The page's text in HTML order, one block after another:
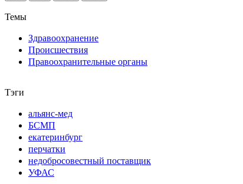
Темы
Здравоохранение
Происшествия
Правоохранительные органы
Тэги
альянс-мед
БСМП
екатеринбург
перчатки
недобросовестный поставщик
УФАС